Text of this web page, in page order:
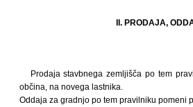
II. PRODAJA,
Prodaja stavbnega zemljišča po tem
občina, na novega lastnika.
Oddaja za gradnjo po tem pravilniku pomeni